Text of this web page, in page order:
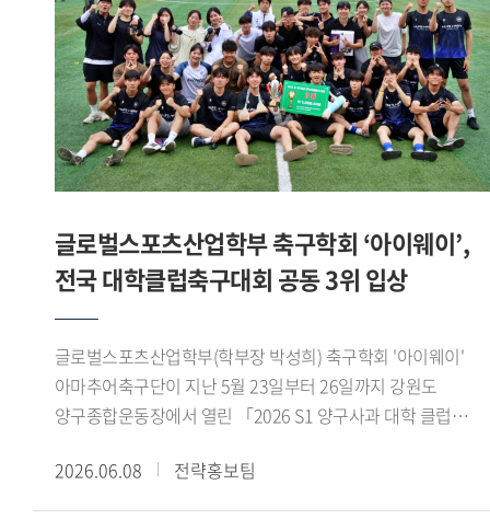
위해 마련됐다. 참가팀들은 스포츠 산업과 AI 바이오헬스
기술을 접목한 다양한 아이디어를 영상 발표 형식으로
제출했으며, 심사는 창의성, 기술 융합성, 산업 적용 가능성,
실현 가능성 등을 중심으로 진행됐다.'AI 동적 운동 처방 플랫폼
팀은 발표 세션에서 ▲Pre-Work(운동 전) 단계의 국민체력100
등급 점수와 실시간 심박변이도(HRV) 기반 오늘의 운동 준비
중) 단계의 제조사별(Apple, Samsung, Garmin) 센서 특성을
반영한 실시간 가변 강도 조절 및 위험 감지 트리거 , ▲Post-
Work(운동 후) 단계의 최상 컨디션 상태 복구를 위한 목표
지향적 역산형 회복 시뮬레이터 발표를 진행하였다.
발표자들은 공공 데이터와 하이엔드 웨어러블 API를 아우르는
구체적인 데이터 매핑 기술과 아키텍처 구축 방안을 제시했다.
심사위원단은 복잡한 생체 데이터를 사용자가 쉽게 이해할 수
배터리 복구 경로 라는 개념을 도입해 운동 상태와 회복 과정을
글로벌스포츠산업학부 축구학회 ‘아이웨이’,
전국 대학클럽축구대회 공동 3위 입상
글로벌스포츠산업학부(학부장 박성희) 축구학회 '아이웨이'
아마추어축구단이 지난 5월 23일부터 26일까지 강원도
양구종합운동장에서 열린 「2026 S1 양구사과 대학 클럽
고려대학교 SFA, 한국체육대학교 실버골 FC, 한림대학교
레오를 상대로 조 1위를 기록하며 16강에 진출했다.이후
2026.06.08 전략홍보팀